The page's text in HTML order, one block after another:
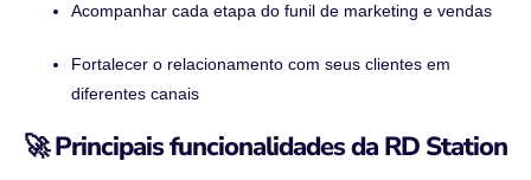
Acompanhar cada etapa do funil de marketing e vendas
Fortalecer o relacionamento com seus clientes em
diferentes canais
🚀 Principais funcionalidades da RD Station